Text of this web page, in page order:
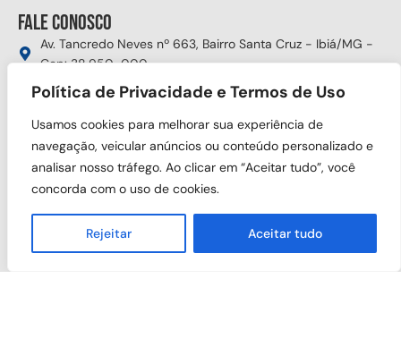
Política de Privacidade e Termos de Uso
Usamos cookies para melhorar sua experiência de
navegação, veicular anúncios ou conteúdo personalizado e
analisar nosso tráfego. Ao clicar em “Aceitar tudo”, você
concorda com o uso de cookies.
Rejeitar Aceitar tudo
Fale conosco
Av. Tancredo Neves nº 663, Bairro Santa Cruz - Ibiá/MG -
Cep: 38.950-000
(34) 3631-5750
Segunda à sexta das 8:00h às 17:30h
Siga nas redes sociais